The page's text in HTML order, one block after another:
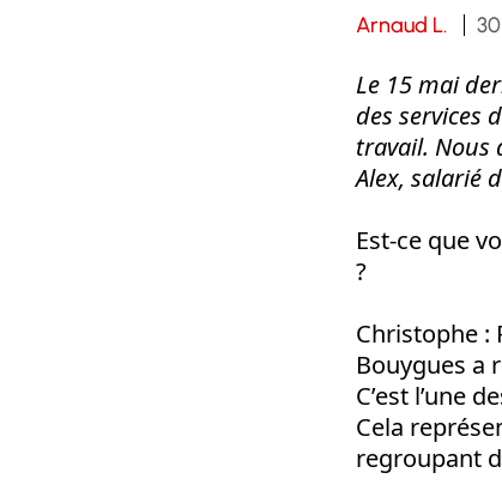
Arnaud L.
Le 15 mai
des services
travail. Nous
Alex, salarié
Est-ce que
?
Christophe :
Bouygues a
C’est l’une
Cela
regroupant